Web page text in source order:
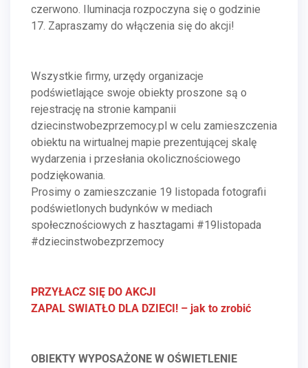
czerwono. Iluminacja rozpoczyna się o godzinie
17. Zapraszamy do włączenia się do akcji!
Wszystkie ﬁrmy, urzędy organizacje
podświetlające swoje obiekty proszone są o
rejestrację na stronie kampanii
dziecinstwobezprzemocy.pl w celu zamieszczenia
obiektu na wirtualnej mapie prezentującej skalę
wydarzenia i przesłania okolicznościowego
podziękowania.
Prosimy o zamieszczanie 19 listopada fotograﬁi
podświetlonych budynków w mediach
społecznościowych z hasztagami #19listopada
#dziecinstwobezprzemocy
PRZYŁACZ SIĘ DO AKCJI
ZAPAL SWIATŁO DLA DZIECI! – jak to zrobić
OBIEKTY WYPOSAŻONE W OŚWIETLENIE